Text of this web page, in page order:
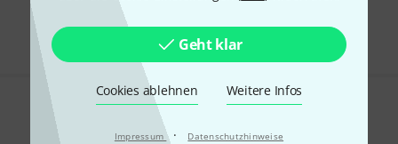
Geht klar
Cookies ablehnen Weitere Infos
Impressum · Datenschutzhinweise
Gefällt Ihnen, was Sie sehen?